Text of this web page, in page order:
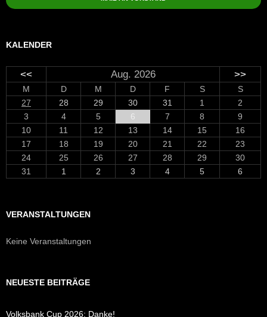
KALENDER
<< Aug. 2026 >>
M D M D F S
S
27
28 29 30 31 1
2
3
4 5 6 7 8
9
10
11 12 13 14 15
16
17
18 19 20 21 22
23
24
25 26 27 28 29
30
31
1 2 3 4 5 6
VERANSTALTUNGEN
Keine Veranstaltungen
NEUESTE BEITRÄGE
Volksbank Cup 2026: Danke!